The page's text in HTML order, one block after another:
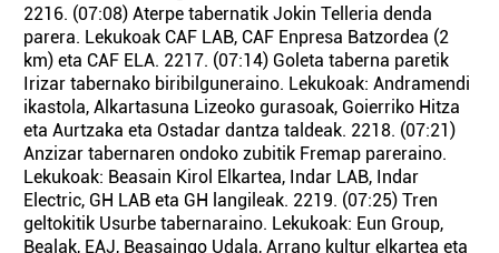
2216. (07:08) Aterpe tabernatik Jokin Telleria denda
parera. Lekukoak CAF LAB, CAF Enpresa Batzordea (2
km) eta CAF ELA. 2217. (07:14) Goleta taberna paretik
Irizar tabernako biribilguneraino. Lekukoak: Andramendi
ikastola, Alkartasuna Lizeoko gurasoak, Goierriko Hitza
eta Aurtzaka eta Ostadar dantza taldeak. 2218. (07:21)
Anzizar tabernaren ondoko zubitik Fremap pareraino.
Lekukoak: Beasain Kirol Elkartea, Indar LAB, Indar
Electric, GH LAB eta GH langileak. 2219. (07:25) Tren
geltokitik Usurbe tabernaraino. Lekukoak: Eun Group,
Bealak, EAJ, Beasaingo Udala, Arrano kultur elkartea eta